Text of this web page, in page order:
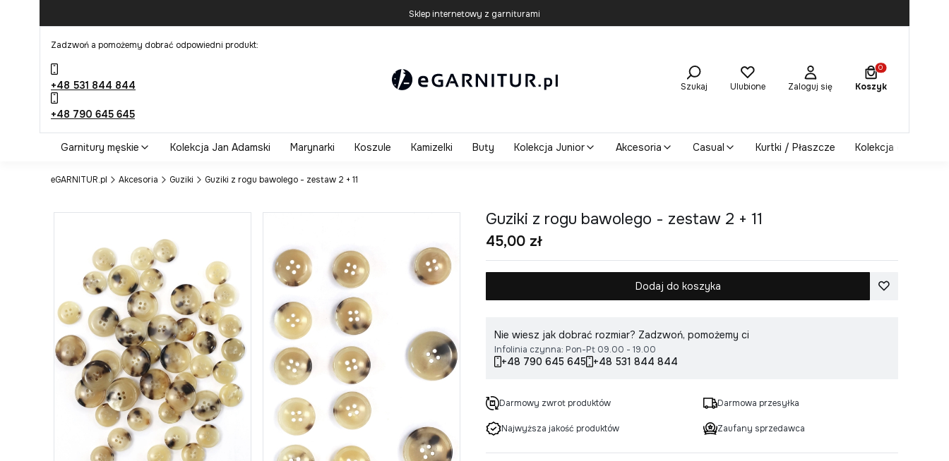
Sklep internetowy z garniturami
Zadzwoń a pomożemy dobrać odpowiedni produkt:
+48 531 844 844
+48 790 645 645
Szukaj Ulubione Zaloguj się
Produkty w
Koszyk
Garnitury męskie Kolekcja Jan Adamski Marynarki Koszule Kamizelki Buty Kolekcja Junior Akcesoria Casual Kurtki / Płaszcze Kolekcja damska
eGARNITUR.pl Akcesoria Guziki Guziki z rogu bawolego - zestaw 2 + 11
Guziki z rogu bawolego - zestaw 2 + 11
Cena
45,00 zł
Dodaj do koszyka
Nie wiesz jak dobrać rozmiar? Zadzwoń, pomożemy ci
Infolinia czynna: Pon-Pt 09.00 - 19.00
+48 790 645 645 +48 531 844 844
Darmowy zwrot produktów Darmowa przesyłka
Najwyższa jakość produktów Zaufany sprzedawca